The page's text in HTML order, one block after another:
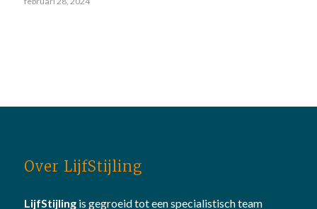
Over LijfStijling
LijfStijlingis gegroeid tot een specialistisch team